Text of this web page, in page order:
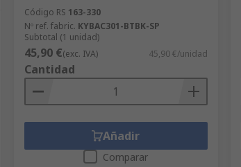
Código RS 163-330
Nº ref. fabric. KYBAC301-BTBK-SP
Subtotal (1 unidad)
45,90 €(exc. IVA) 45,90 €/unidad
Cantidad
Añadir
Comparar